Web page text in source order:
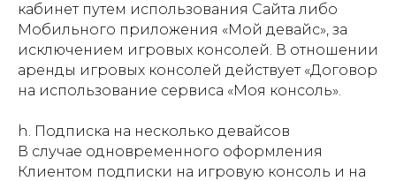
кабинет путем использования Сайта либо
Мобильного приложения «Мой девайс», за
исключением игровых консолей. В отношении
аренды игровых консолей действует «Договор
на использование сервиса «Моя консоль».
h. Подписка на несколько девайсов
В случае одновременного оформления
Клиентом подписки на игровую консоль и на